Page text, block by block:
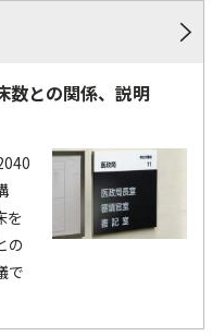
数との関係、説明
を
の
で